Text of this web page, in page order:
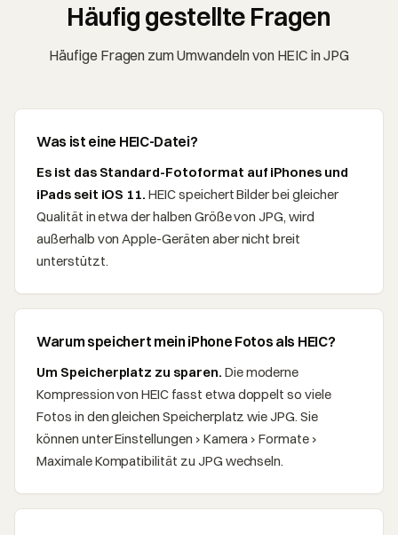
Häufig gestellte Fragen
Häufige Fragen zum Umwandeln von HEIC in JPG
Was ist eine HEIC-Datei?
Es ist das Standard-Fotoformat auf iPhones und
iPads seit iOS 11. HEIC speichert Bilder bei gleicher
Qualität in etwa der halben Größe von JPG, wird
außerhalb von Apple-Geräten aber nicht breit
unterstützt.
Warum speichert mein iPhone Fotos als HEIC?
Um Speicherplatz zu sparen. Die moderne
Kompression von HEIC fasst etwa doppelt so viele
Fotos in den gleichen Speicherplatz wie JPG. Sie
können unter Einstellungen › Kamera › Formate ›
Maximale Kompatibilität zu JPG wechseln.